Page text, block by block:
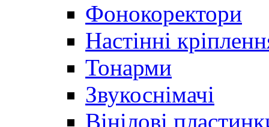
Фонокоректори
Настінні
Тонарми
Звукоснімачі
Вінілові